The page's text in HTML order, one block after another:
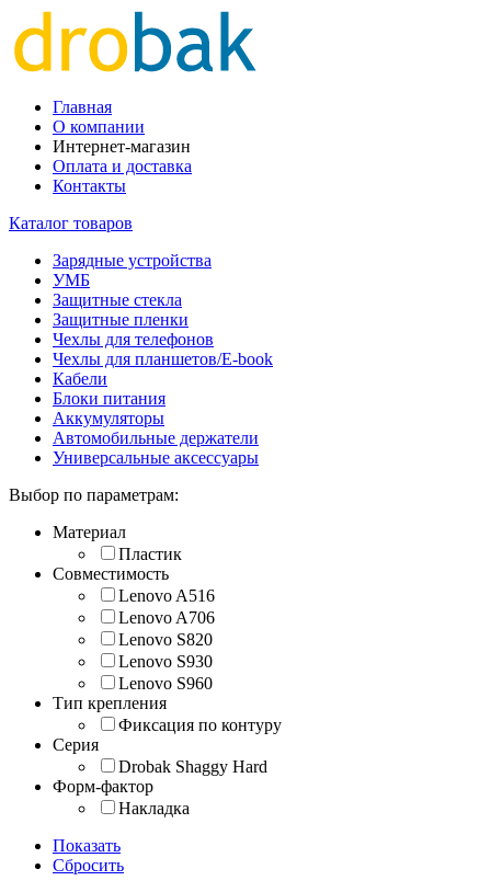
Главная
О компании
Интернет-магазин
Оплата и доставка
Контакты
Каталог товаров
Зарядные устройства
УМБ
Защитные стекла
Защитные пленки
Чехлы для телефонов
Чехлы для планшетов/E-book
Кабели
Блоки питания
Аккумуляторы
Автомобильные держатели
Универсальные аксессуары
Выбор по параметрам:
Материал
Пластик
Совместимость
Lenovo A516
Lenovo A706
Lenovo S820
Lenovo S930
Lenovo S960
Тип крепления
Фиксация по контуру
Серия
Drobak Shaggy Hard
Форм-фактор
Накладка
Показать
Сбросить